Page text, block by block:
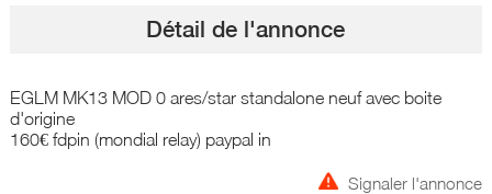
Détail de l'annonce
EGLM MK13 MOD 0 ares/star standalone neuf avec boite
d'origine
160€ fdpin (mondial relay) paypal in
Signaler l'annonce